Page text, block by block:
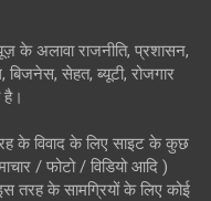
के अलावा राजनीति, प्रशासन,
सेहत, ब्यूटी, रोजगार
है।
के विवाद के लिए साइट के कुछ
/ फोटो / विडियो आदि )
तरह के सामग्रियों के लिए कोई